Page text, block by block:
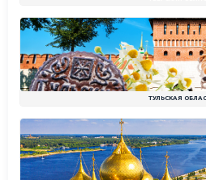
ТУЛЬСКАЯ